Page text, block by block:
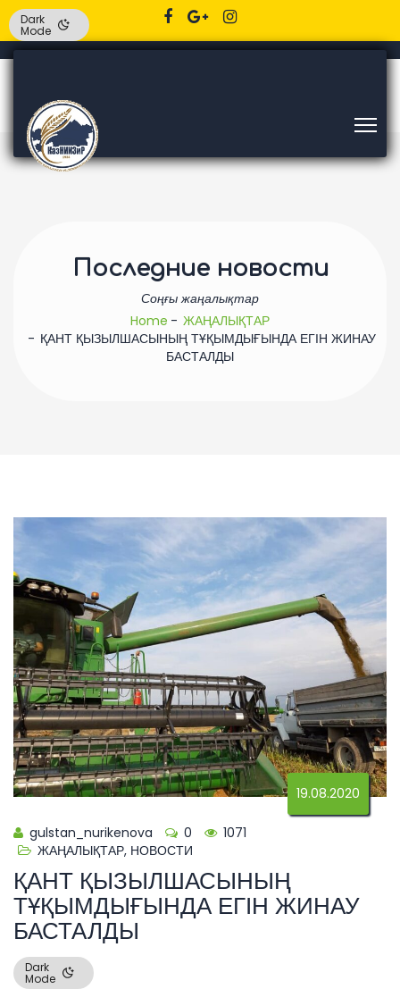
Последние новости
Соңғы жаңалықтар
Home
ЖАҢАЛЫҚТАР
ҚАНТ ҚЫЗЫЛШАСЫНЫҢ ТҰҚЫМДЫҒЫНДА ЕГІН ЖИНАУ
БАСТАЛДЫ
19.08.2020
gulstan_nurikenova 0
1071
ЖАҢАЛЫҚТАР, НОВОСТИ
ҚАНТ ҚЫЗЫЛШАСЫНЫҢ
ТҰҚЫМДЫҒЫНДА ЕГІН ЖИНАУ
БАСТАЛДЫ
Dark
Mode
Dark
Mode